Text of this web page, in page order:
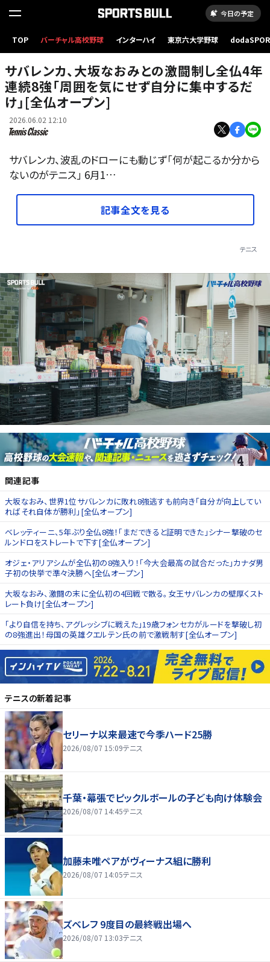
今日の予定
TOP バーチャル高校野球 インターハイ 東京六大学野球
サバレンカ、大坂なおみとの激闘制し全仏4年
連続8強「周囲を気にせず自分に集中するだ
け」[全仏オープン]
2026.06.02 12:10
サバレンカ、波乱のドローにも動じず「何が起こるか分から
ないのがテニス」 6月1…
記事全文を見る
テニス
関連記事
大坂なおみ、世界1位サバレンカに敗れ8強逃すも前向き「自分が向上してい
ればそれ自体が勝利」[全仏オープン]
ベレッティーニ、5年ぶり全仏8強！「まだできると証明できた」シナー撃破のセ
ルンドロをストレートで下す[全仏オープン]
オジェ・アリアシムが全仏初の8強入り！「今大会最高の試合だった」カナダ男
子初の快挙で準々決勝へ[全仏オープン]
大坂なおみ、激闘の末に全仏初の4回戦で散る。女王サバレンカの壁厚くスト
レート負け[全仏オープン]
「より自信を持ち、アグレッシブに戦えた」19歳フォンセカがルードを撃破し初
の8強進出！母国の英雄クエルテン氏の前で激戦制す[全仏オープン]
テニスの新着記事
セリーナ以来最速で今季ハード25勝
2026/08/07 15:09テニス
千葉・幕張でピックルボールの子ども向け体験会
2026/08/07 14:45テニス
加藤未唯ペアがヴィーナス組に勝利
2026/08/07 14:05テニス
ズベレフ 9度目の最終戦出場へ
2026/08/07 13:03テニス